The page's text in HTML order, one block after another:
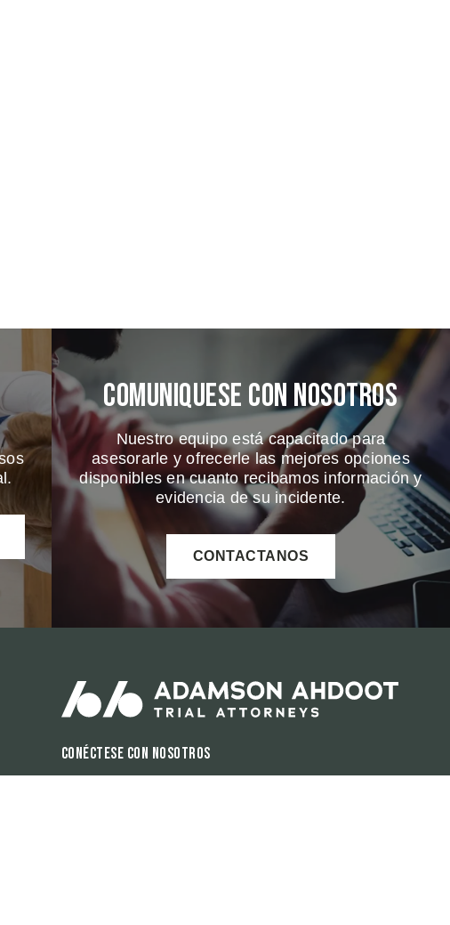
Comuniquese Con Nosotros
Nuestro equipo está capacitado para
asesorarle y ofrecerle las mejores opciones
disponibles en cuanto recibamos información y
evidencia de su incidente.
CONTACTANOS
Conéctese con nosotros